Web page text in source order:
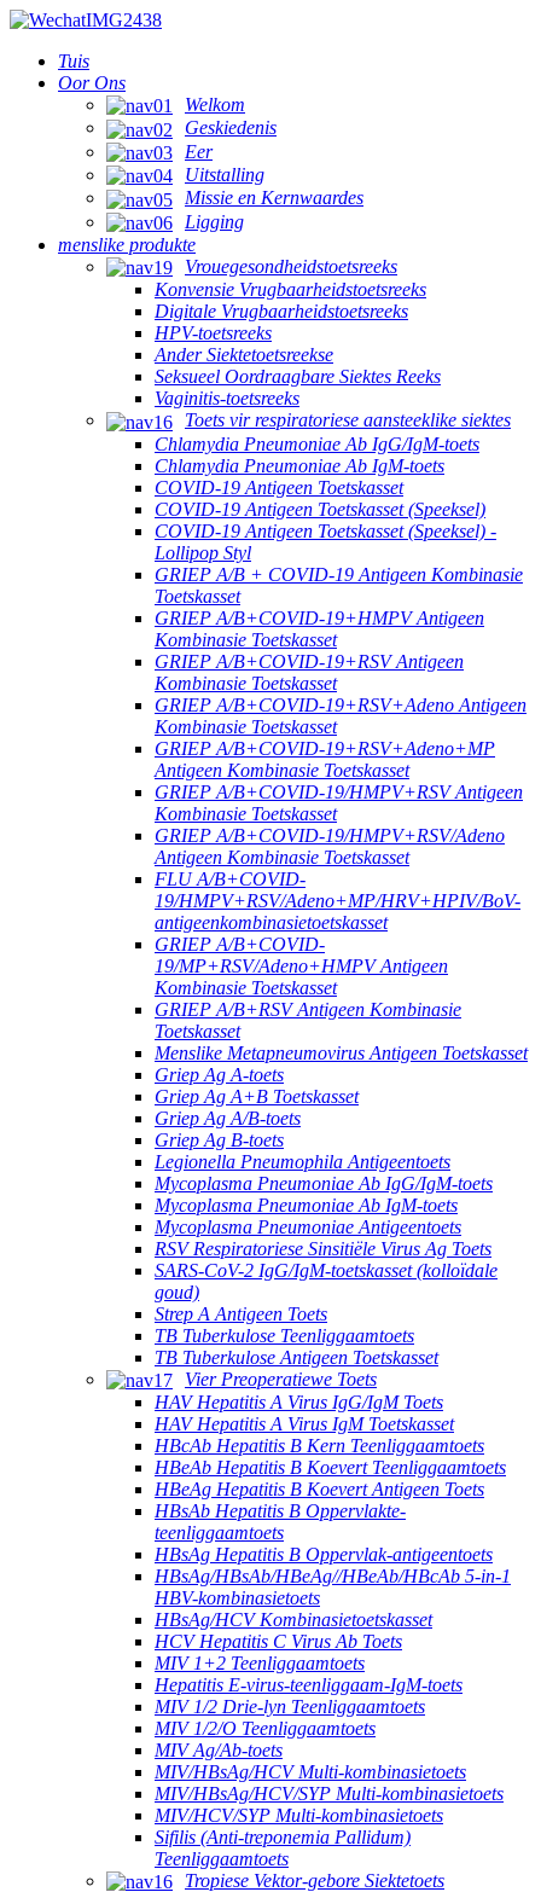
Tuis
Oor Ons
Welkom
Geskiedenis
Eer
Uitstalling
Missie en Kernwaardes
Ligging
menslike produkte
Vrouegesondheidstoetsreeks
Konvensie Vrugbaarheidstoetsreeks
Digitale Vrugbaarheidstoetsreeks
HPV-toetsreeks
Ander Siektetoetsreekse
Seksueel Oordraagbare Siektes Reeks
Vaginitis-toetsreeks
Toets vir respiratoriese aansteeklike siektes
Chlamydia Pneumoniae Ab IgG/IgM-toets
Chlamydia Pneumoniae Ab IgM-toets
COVID-19 Antigeen Toetskasset
COVID-19 Antigeen Toetskasset (Speeksel)
COVID-19 Antigeen Toetskasset (Speeksel) -
Lollipop Styl
GRIEP A/B + COVID-19 Antigeen Kombinasie
Toetskasset
GRIEP A/B+COVID-19+HMPV Antigeen
Kombinasie Toetskasset
GRIEP A/B+COVID-19+RSV Antigeen
Kombinasie Toetskasset
GRIEP A/B+COVID-19+RSV+Adeno Antigeen
Kombinasie Toetskasset
GRIEP A/B+COVID-19+RSV+Adeno+MP
Antigeen Kombinasie Toetskasset
GRIEP A/B+COVID-19/HMPV+RSV Antigeen
Kombinasie Toetskasset
GRIEP A/B+COVID-19/HMPV+RSV/Adeno
Antigeen Kombinasie Toetskasset
FLU A/B+COVID-
19/HMPV+RSV/Adeno+MP/HRV+HPIV/BoV-
antigeenkombinasietoetskasset
GRIEP A/B+COVID-
19/MP+RSV/Adeno+HMPV Antigeen
Kombinasie Toetskasset
GRIEP A/B+RSV Antigeen Kombinasie
Toetskasset
Menslike Metapneumovirus Antigeen Toetskasset
Griep Ag A-toets
Griep Ag A+B Toetskasset
Griep Ag A/B-toets
Griep Ag B-toets
Legionella Pneumophila Antigeentoets
Mycoplasma Pneumoniae Ab IgG/IgM-toets
Mycoplasma Pneumoniae Ab IgM-toets
Mycoplasma Pneumoniae Antigeentoets
RSV Respiratoriese Sinsitiële Virus Ag Toets
SARS-CoV-2 IgG/IgM-toetskasset (kolloïdale
goud)
Strep A Antigeen Toets
TB Tuberkulose Teenliggaamtoets
TB Tuberkulose Antigeen Toetskasset
Vier Preoperatiewe Toets
HAV Hepatitis A Virus IgG/IgM Toets
HAV Hepatitis A Virus IgM Toetskasset
HBcAb Hepatitis B Kern Teenliggaamtoets
HBeAb Hepatitis B Koevert Teenliggaamtoets
HBeAg Hepatitis B Koevert Antigeen Toets
HBsAb Hepatitis B Oppervlakte-
teenliggaamtoets
HBsAg Hepatitis B Oppervlak-antigeentoets
HBsAg/HBsAb/HBeAg//HBeAb/HBcAb 5-in-1
HBV-kombinasietoets
HBsAg/HCV Kombinasietoetskasset
HCV Hepatitis C Virus Ab Toets
MIV 1+2 Teenliggaamtoets
Hepatitis E-virus-teenliggaam-IgM-toets
MIV 1/2 Drie-lyn Teenliggaamtoets
MIV 1/2/O Teenliggaamtoets
MIV Ag/Ab-toets
MIV/HBsAg/HCV Multi-kombinasietoets
MIV/HBsAg/HCV/SYP Multi-kombinasietoets
MIV/HCV/SYP Multi-kombinasietoets
Sifilis (Anti-treponemia Pallidum)
Teenliggaamtoets
Tropiese Vektor-gebore Siektetoets